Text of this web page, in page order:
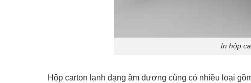
In hộp
Hộp carton lạnh dạng âm dương cũng có nhiều loại